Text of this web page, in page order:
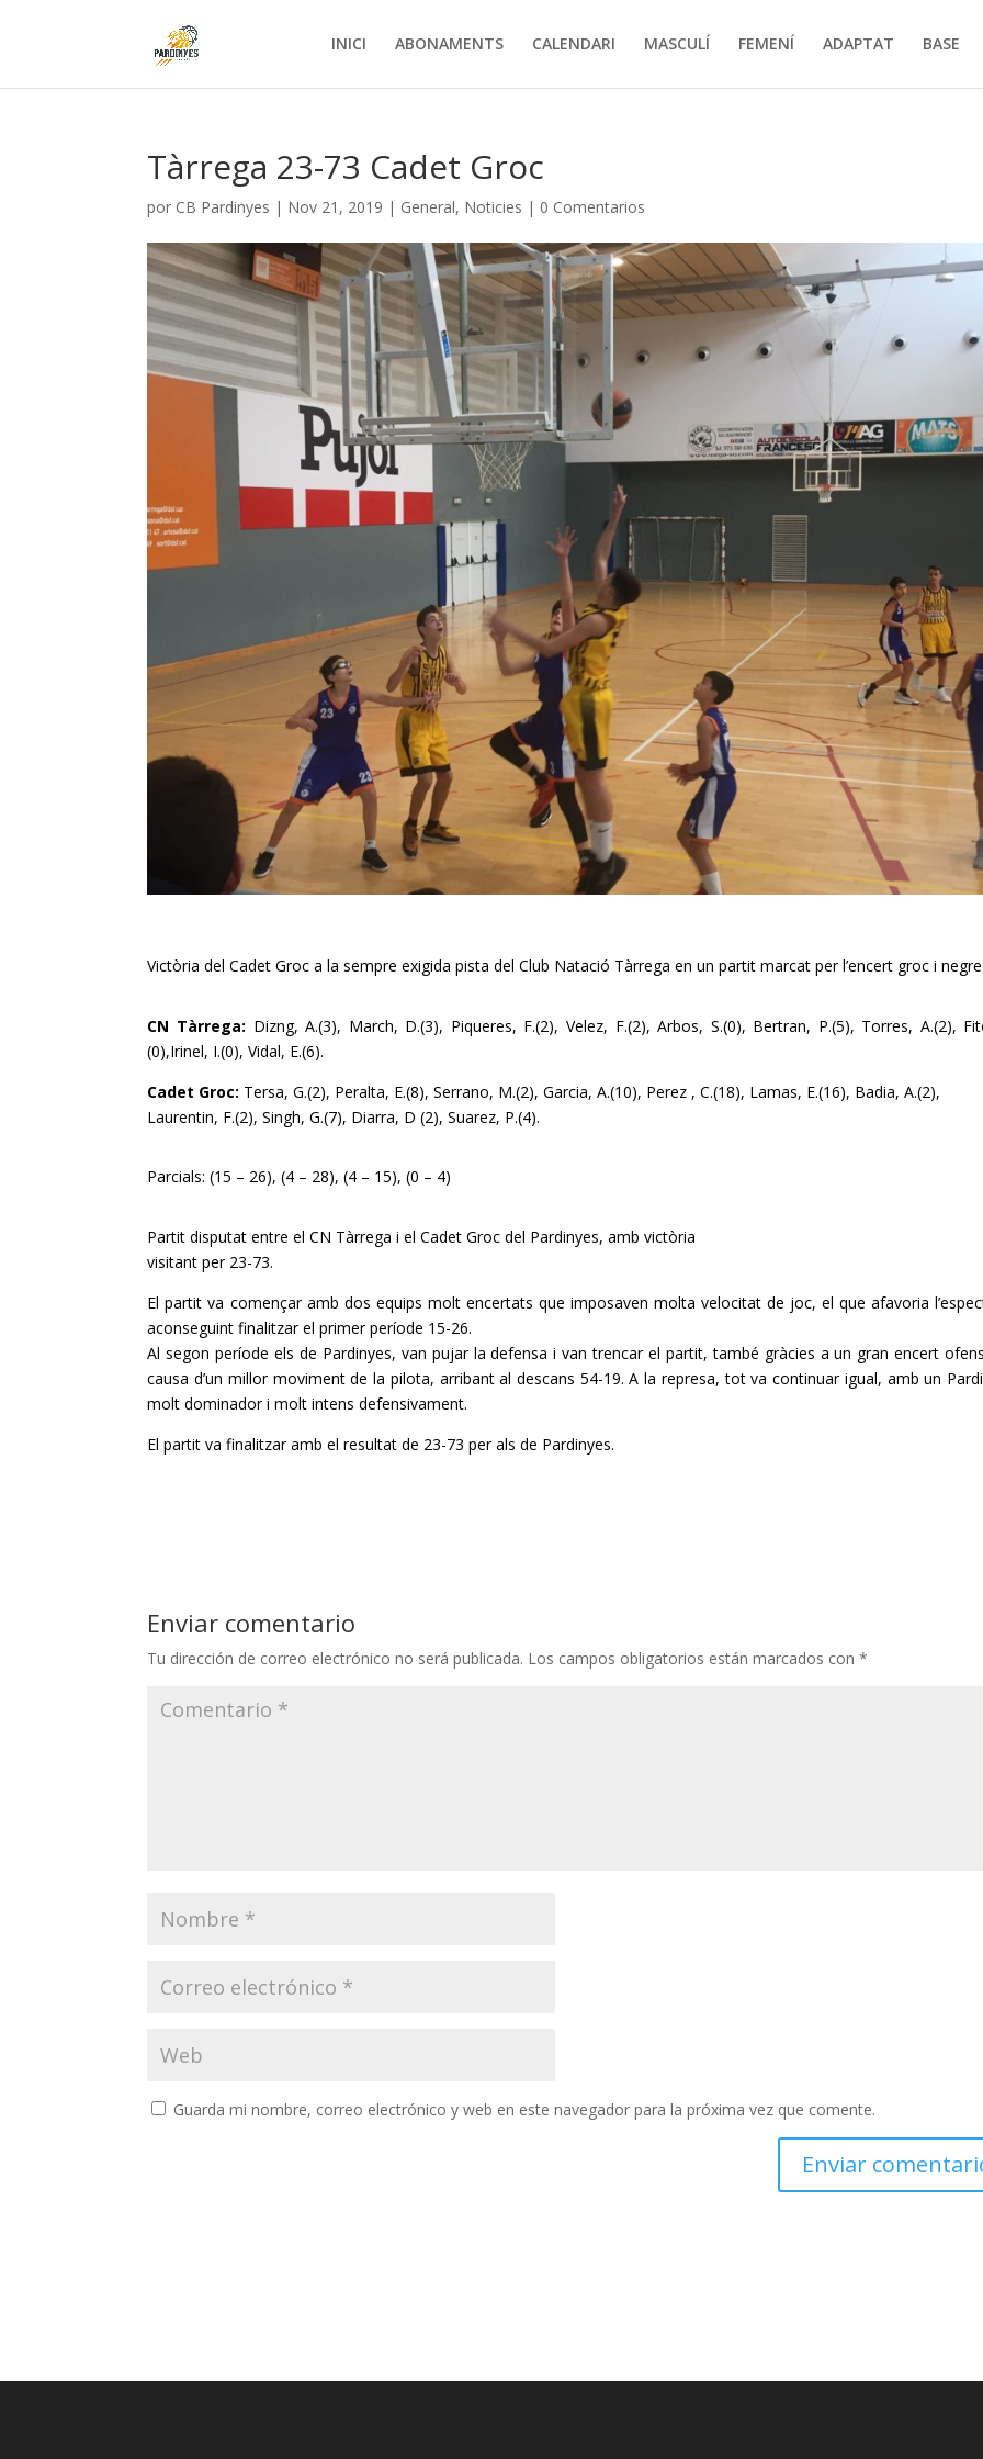
INICI ABONAMENTS CALENDARI MASCULÍ FEMENÍ ADAPTAT BASE
Tàrrega 23-73 Cadet Groc
por CB Pardinyes | Nov 21, 2019 | General, Noticies | 0 Comentarios
Victòria del Cadet Groc a la sempre exigida pista del Club Natació Tàrrega en un partit marcat per l’encert groc i
CN Tàrrega: Dizng, A.(3), March, D.(3), Piqueres, F.(2), Velez, F.(2), Arbos, S.(0), Bertran, P.(5), Torres, A.(2),
(0),Irinel, I.(0), Vidal, E.(6).
Cadet Groc: Tersa, G.(2), Peralta, E.(8), Serrano, M.(2), Garcia, A.(10), Perez , C.(18), Lamas, E.(16), Badia, A.(2),
Laurentin, F.(2), Singh, G.(7), Diarra, D (2), Suarez, P.(4).
Parcials: (15 – 26), (4 – 28), (4 – 15), (0 – 4)
Partit disputat entre el CN Tàrrega i el Cadet Groc del Pardinyes, amb victòria
visitant per 23-73.
El partit va començar amb dos equips molt encertats que imposaven molta velocitat de joc, el que afavoria
aconseguint finalitzar el primer període 15-26.
Al segon període els de Pardinyes, van pujar la defensa i van trencar el partit, també gràcies a un gran encert
causa d’un millor moviment de la pilota, arribant al descans 54-19. A la represa, tot va continuar igual, amb un
molt dominador i molt intens defensivament.
El partit va finalitzar amb el resultat de 23-73 per als de Pardinyes.
Enviar comentario
Tu dirección de correo electrónico no será publicada. Los campos obligatorios están marcados con*
Guarda mi nombre, correo electrónico y web en este navegador para la próxima vez que comente.